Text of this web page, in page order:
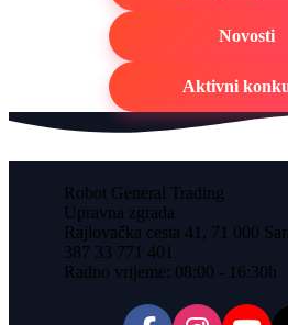
Novosti
Aktivni
Robot General Trading
Upravna zgrada
Rajlovačka cesta 41, 71 000
387 33 771 401
Radno vrijeme: 08:00 - 16:30h